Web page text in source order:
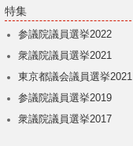
特集
参議院議員選挙2022
衆議院議員選挙2021
東京都議会議員選挙2021
参議院議員選挙2019
衆議院議員選挙2017